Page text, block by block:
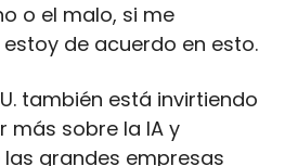
o el malo, si me
de acuerdo en esto.
también está invirtiendo
más sobre la IA y
grandes empresas